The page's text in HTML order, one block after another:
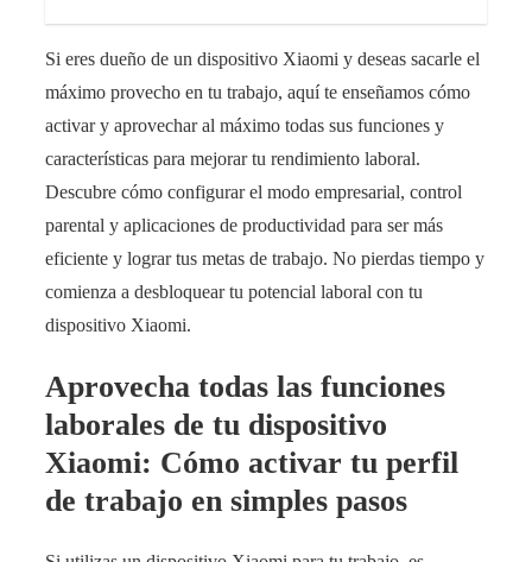
Si eres dueño de un dispositivo Xiaomi y deseas sacarle el
máximo provecho en tu trabajo, aquí te enseñamos cómo
activar y aprovechar al máximo todas sus funciones y
características para mejorar tu rendimiento laboral.
Descubre cómo configurar el modo empresarial, control
parental y aplicaciones de productividad para ser más
eficiente y lograr tus metas de trabajo. No pierdas tiempo y
comienza a desbloquear tu potencial laboral con tu
dispositivo Xiaomi.
Aprovecha todas las funciones
laborales de tu dispositivo
Xiaomi: Cómo activar tu perfil
de trabajo en simples pasos